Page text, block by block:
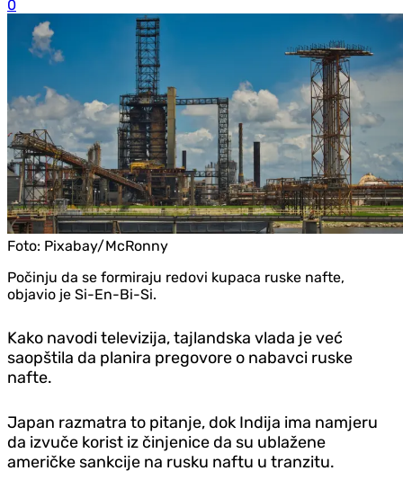
0
Foto: Pixabay/McRonny
Počinju da se formiraju redovi kupaca ruske nafte,
objavio je Si-En-Bi-Si.
Kako navodi televizija, tajlandska vlada je već
saopštila da planira pregovore o nabavci ruske
nafte.
Japan razmatra to pitanje, dok Indija ima namjeru
da izvuče korist iz činjenice da su ublažene
američke sankcije na rusku naftu u tranzitu.